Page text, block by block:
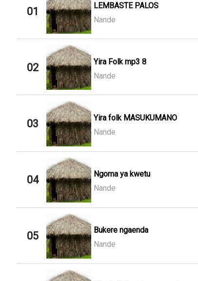
01
LEMBASTE PALOS
Nande
02
Yira Folk mp3 8
Nande
03
Yira folk MASUKUMANO
Nande
04
Ngoma ya kwetu
Nande
05
Bukere ngaenda
Nande